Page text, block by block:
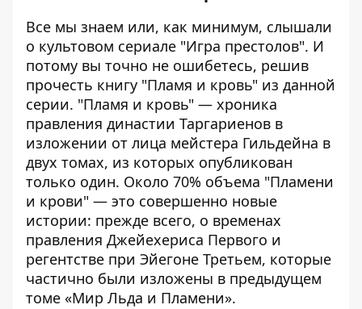
Все мы знаем или, как минимум, слышали
о культовом сериале "Игра престолов". И
потому вы точно не ошибетесь, решив
прочесть книгу "Пламя и кровь" из данной
серии. "Пламя и кровь" — хроника
правления династии Таргариенов в
изложении от лица мейстера Гильдейна в
двух томах, из которых опубликован
только один. Около 70% объема "Пламени
и крови" — это совершенно новые
истории: прежде всего, о временах
правления Джейехериса Первого и
регентстве при Эйегоне Третьем, которые
частично были изложены в предыдущем
томе «Мир Льда и Пламени».